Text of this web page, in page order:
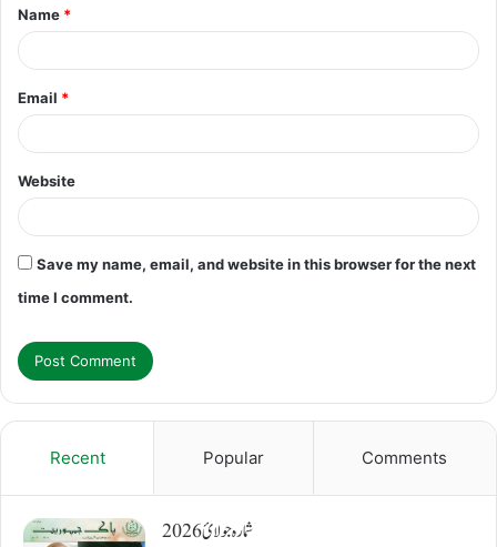
*
Name *
Email *
Website
Save my name, email, and website in this browser for the next
time I comment.
Recent Popular Comments
شمارہ جولائ 2026